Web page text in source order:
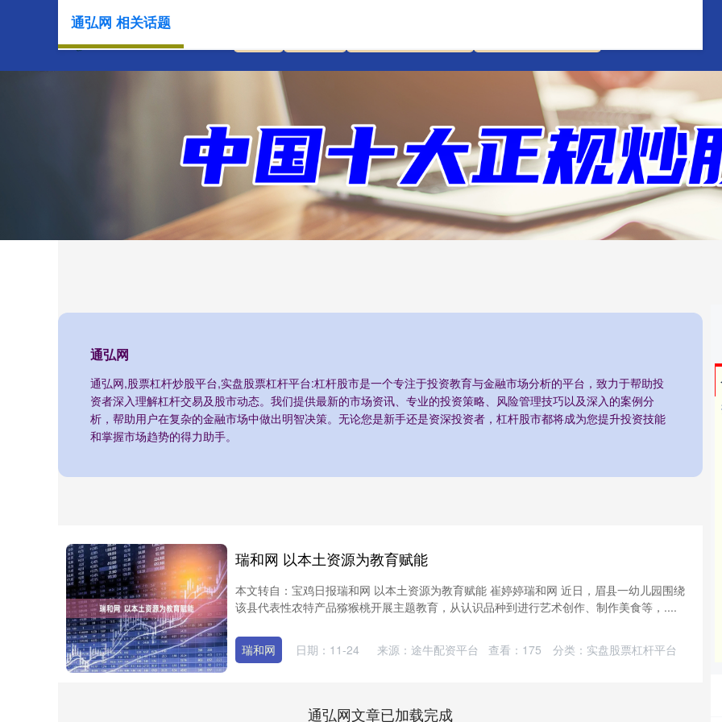
通弘网
通弘网,股票杠杆炒股平台,实盘股票杠杆平台:杠杆股市是一个专注于投资教育与金融市场分析的平台，致力于帮助投
资者深入理解杠杆交易及股市动态。我们提供最新的市场资讯、专业的投资策略、风险管理技巧以及深入的案例分
析，帮助用户在复杂的金融市场中做出明智决策。无论您是新手还是资深投资者，杠杆股市都将成为您提升投资技能
和掌握市场趋势的得力助手。
通弘网 相关话题
瑞和网 以本土资源为教育赋能
本文转自：宝鸡日报瑞和网 以本土资源为教育赋能 崔婷婷瑞和网 近日，眉县一幼儿园围绕
该县代表性农特产品猕猴桃开展主题教育，从认识品种到进行艺术创作、制作美食等，....
瑞和网 日期：11-24 来源：途牛配资平台 查看： 175 分类： 实盘股票杠杆平台
通弘网文章已加载完成